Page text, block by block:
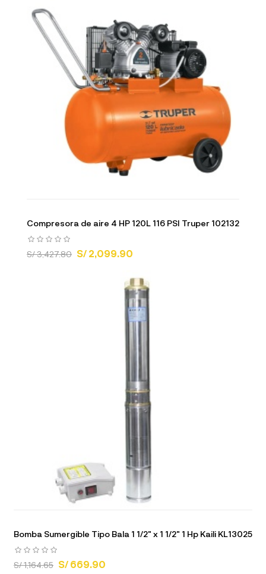
Compresora de aire 4 HP 120L 116 PSI Truper 102132
S/ 3,427.80 S/ 2,099.90
Bomba Sumergible Tipo Bala 1 1/2" x 1 1/2" 1 Hp Kaili KL13025
S/ 1,164.65 S/ 669.90